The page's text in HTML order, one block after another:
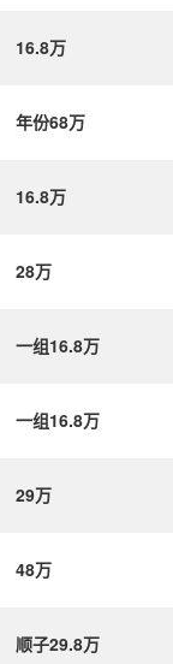
16.8万
年份68万
16.8万
28万
一组16.8万
一组16.8万
29万
48万
顺子29.8万